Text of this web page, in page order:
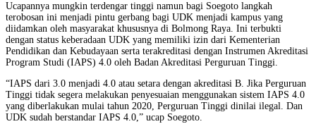
Ucapannya mungkin terdengar tinggi namun bagi Soegoto langkah
terobosan ini menjadi pintu gerbang bagi UDK menjadi kampus yang
diidamkan oleh masyarakat khususnya di Bolmong Raya. Ini terbukti
dengan status keberadaan UDK yang memiliki izin dari Kementerian
Pendidikan dan Kebudayaan serta terakreditasi dengan Instrumen Akreditasi
Program Studi (IAPS) 4.0 oleh Badan Akreditasi Perguruan Tinggi.
“IAPS dari 3.0 menjadi 4.0 atau setara dengan akreditasi B. Jika Perguruan
Tinggi tidak segera melakukan penyesuaian menggunakan sistem IAPS 4.0
yang diberlakukan mulai tahun 2020, Perguruan Tinggi dinilai ilegal. Dan
UDK sudah berstandar IAPS 4.0,” ucap Soegoto.